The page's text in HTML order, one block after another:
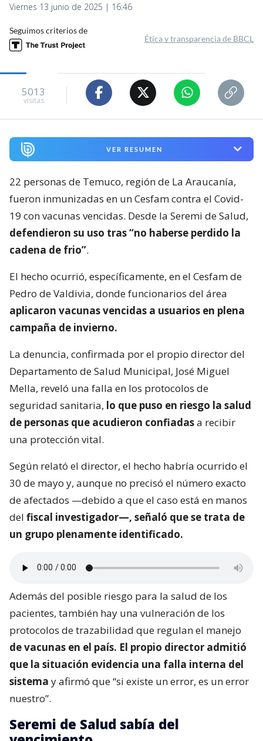
Viernes 13 junio de 2025 | 16:46
Seguimos criterios de
Ética y transparencia de BBCL
5013
visitas
VER RESUMEN
22 personas de Temuco, región de La Araucanía,
fueron inmunizadas en un Cesfam contra el Covid-
19 con vacunas vencidas. Desde la Seremi de Salud,
defendieron su uso tras “no haberse perdido la
cadena de frio”.
El hecho ocurrió, específicamente, en el Cesfam de
Pedro de Valdivia, donde funcionarios del área
aplicaron vacunas vencidas a usuarios en plena
campaña de invierno.
La denuncia, confirmada por el propio director del
Departamento de Salud Municipal, José Miguel
Mella, reveló una falla en los protocolos de
seguridad sanitaria, lo que puso en riesgo la salud
de personas que acudieron confiadasa recibir
una protección vital.
Según relató el director, el hecho habría ocurrido el
30 de mayo y, aunque no precisó el número exacto
de afectados —debido a que el caso está en manos
del fiscal investigador—, señaló que se trata de
un grupo plenamente identificado.
Además del posible riesgo para la salud de los
pacientes, también hay una vulneración de los
protocolos de trazabilidad que regulan el manejo
de vacunas en el país. El propio director admitió
que la situación evidencia una falla interna del
sistema y afirmó que “si existe un error, es un error
nuestro”.
Seremi de Salud sabía del